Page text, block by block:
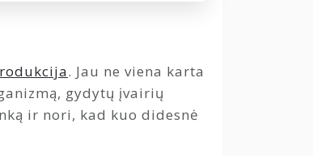
. Jau ne viena karta
gydytų įvairių
ir nori, kad kuo didesnė